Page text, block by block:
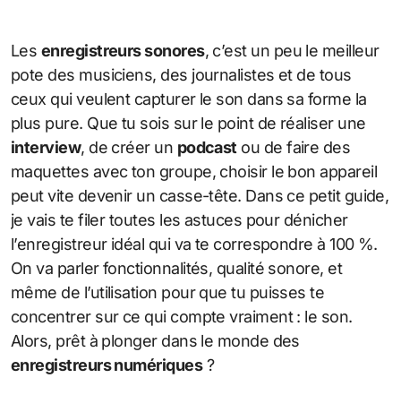
Les enregistreurs sonores, c’est un peu le meilleur
pote des musiciens, des journalistes et de tous
ceux qui veulent capturer le son dans sa forme la
plus pure. Que tu sois sur le point de réaliser une
interview, de créer un podcast ou de faire des
maquettes avec ton groupe, choisir le bon appareil
peut vite devenir un casse-tête. Dans ce petit guide,
je vais te filer toutes les astuces pour dénicher
l’enregistreur idéal qui va te correspondre à 100 %.
On va parler fonctionnalités, qualité sonore, et
même de l’utilisation pour que tu puisses te
concentrer sur ce qui compte vraiment : le son.
Alors, prêt à plonger dans le monde des
enregistreurs numériques?